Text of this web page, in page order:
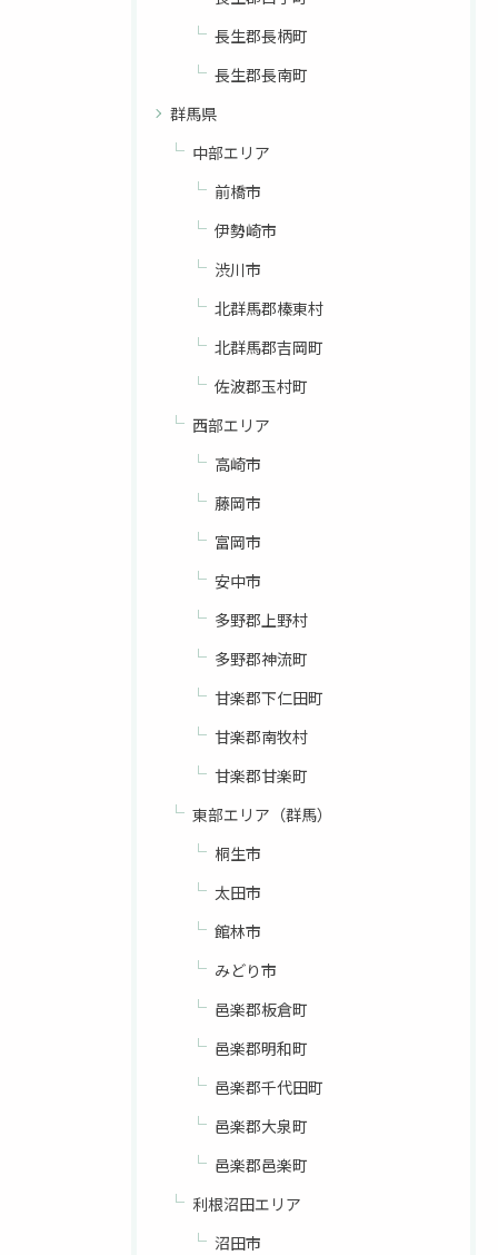
長生郡長柄町
長生郡長南町
群馬県
中部エリア
前橋市
伊勢崎市
渋川市
北群馬郡榛東村
北群馬郡吉岡町
佐波郡玉村町
西部エリア
高崎市
藤岡市
富岡市
安中市
多野郡上野村
多野郡神流町
甘楽郡下仁田町
甘楽郡南牧村
甘楽郡甘楽町
東部エリア（群馬）
桐生市
太田市
館林市
みどり市
邑楽郡板倉町
邑楽郡明和町
邑楽郡千代田町
邑楽郡大泉町
邑楽郡邑楽町
利根沼田エリア
沼田市